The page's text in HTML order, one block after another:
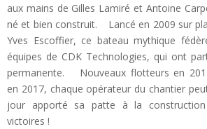
aux mains de Gilles Lamiré et Antoine
né et bien construit. Lancé en 2009 sur
Yves Escoffier, ce bateau mythique
équipes de CDK Technologies, qui ont
permanente. Nouveaux flotteurs en
en 2017, chaque opérateur du chantier
jour apporté sa patte à la
victoires !